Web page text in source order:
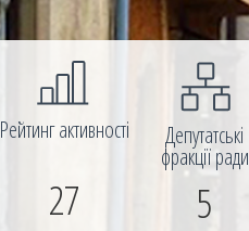
Рейтинг активності
27
Депутатські
фракції ради
5